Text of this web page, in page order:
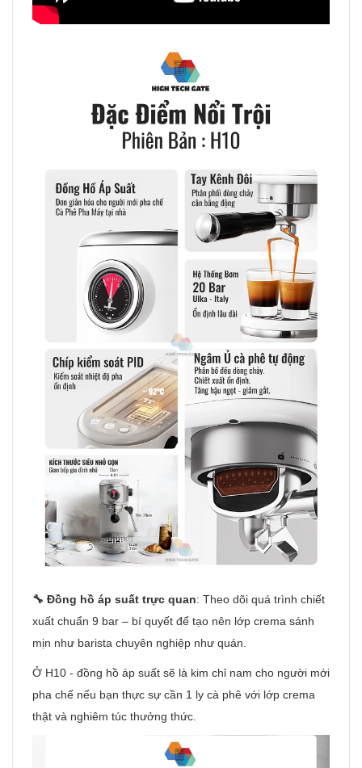
🔧 Đồng hồ áp suất trực quan: Theo dõi quá trình chiết
xuất chuẩn 9 bar – bí quyết để tạo nên lớp crema sánh
mịn như barista chuyên nghiệp như quán.
Ở H10 - đồng hồ áp suất sẽ là kim chỉ nam cho người mới
pha chế nếu bạn thực sự cần 1 ly cà phê với lớp crema
thật và nghiêm túc thưởng thức.